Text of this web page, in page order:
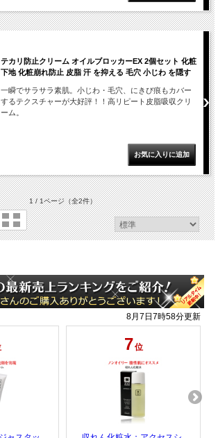
テカリ防止クリーム オイルブロッカーEX 2個セット 化粧
下地 化粧崩れ防止 皮脂 汗 を抑える 毛穴 小じわ を隠す
一瞬でサラサラ素肌。小じわ・毛穴、にきび痕もカバー
するテクスチャーが大好評！！高リピート皮脂吸収クリ
ーム。
1 / 1ページ（全2件）